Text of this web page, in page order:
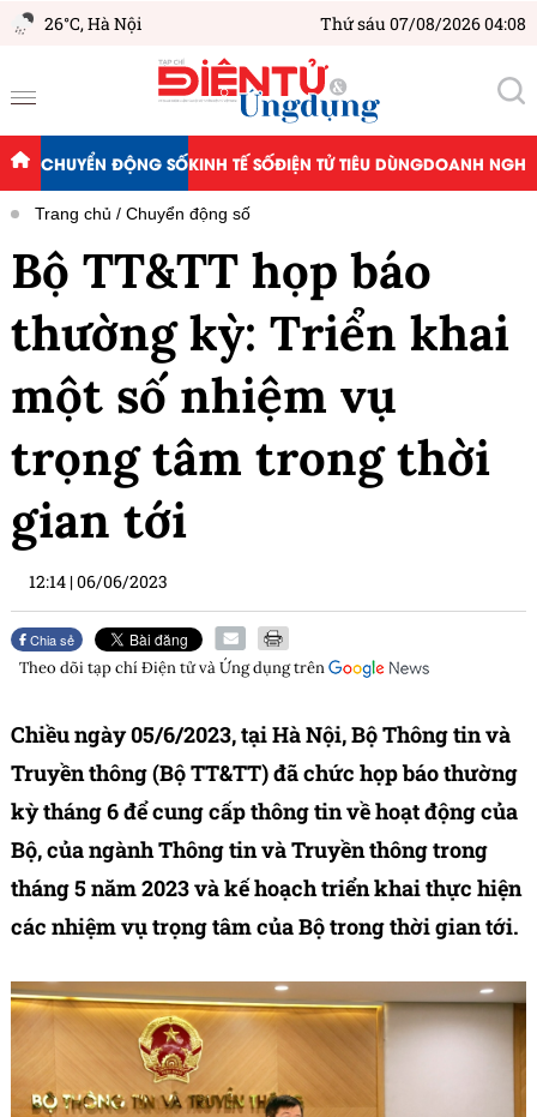
26°C,Hà Nội Thứ sáu 07/08/2026 04:08
CHUYỂN ĐỘNG SỐKINH TẾ SỐĐIỆN TỬ TIÊU DÙNGDOANH
Trang chủ Chuyển động số
Bộ TT&TT họp báo
thường kỳ: Triển khai
một số nhiệm vụ
trọng tâm trong thời
gian tới
12:14 |06/06/2023
Chia sẻ
Theo dõi tạp chíĐiện tử và Ứng dụngtrên
Chiều ngày 05/6/2023, tại Hà Nội, Bộ Thông tin và
Truyền thông (Bộ TT&TT) đã chức họp báo thường
kỳ tháng 6 để cung cấp thông tin về hoạt động của
Bộ, của ngành Thông tin và Truyền thông trong
tháng 5 năm 2023 và kế hoạch triển khai thực hiện
các nhiệm vụ trọng tâm của Bộ trong thời gian tới.